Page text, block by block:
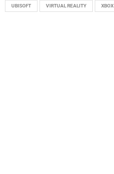
UBISOFT VIRTUAL REALITY XBOX